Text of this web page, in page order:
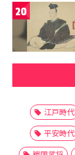
20
江戸時代
平安時代